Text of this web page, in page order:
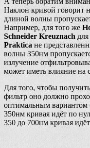
Наклон кривой говорит
длиной волны
Например, для того же
Schneider Kreuznach
Praktica не
волны 350нм
излучение
может иметь влияние на
Для того, чтобы
фильтр оно должно
оптимальным
350нм кривая идёт по
350 до 700нм кривая